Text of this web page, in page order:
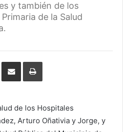
y también de los
de la Salud
Share
Email
Print
de los Hospitales
Arturo Oñativia y Jorge, y